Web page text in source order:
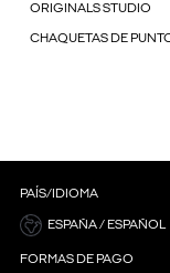
ORIGINALS STUDIO
CHAQUETAS DE
PAÍS/IDIOMA
ESPAÑA / ESPAÑOL
FORMAS DE PAGO